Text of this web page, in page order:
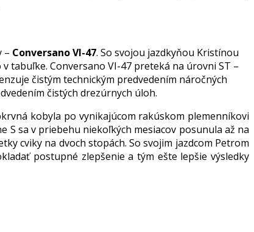
– Conversano VI-47. So svojou jazdkyňou Kristínou
tabuľke. Conversano VI-47 preteká na úrovni ST –
čistým technickým predvedením náročných
čistých drezúrnych úloh.
kobyla po vynikajúcom rakúskom plemenníkovi
S sa v priebehu niekoľkých mesiacov posunula až na
cviky na dvoch stopách. So svojim jazdcom Petrom
postupné zlepšenie a tým ešte lepšie výsledky